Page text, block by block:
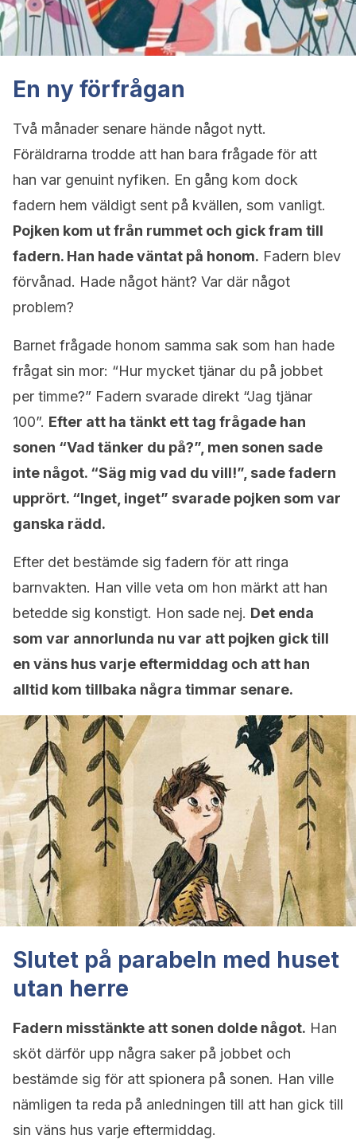
En ny förfrågan
Två månader senare hände något nytt.
Föräldrarna trodde att han bara frågade för att
han var genuint nyfiken. En gång kom dock
fadern hem väldigt sent på kvällen, som vanligt.
Pojken kom ut från rummet och gick fram till
fadern. Han hade väntat på honom. Fadern blev
förvånad. Hade något hänt? Var där något
problem?
Barnet frågade honom samma sak som han hade
frågat sin mor: “Hur mycket tjänar du på jobbet
per timme?” Fadern svarade direkt “Jag tjänar
100”. Efter att ha tänkt ett tag frågade han
sonen “Vad tänker du på?”, men sonen sade
inte något. “Säg mig vad du vill!”, sade fadern
upprört. “Inget, inget” svarade pojken som var
ganska rädd.
Efter det bestämde sig fadern för att ringa
barnvakten. Han ville veta om hon märkt att han
betedde sig konstigt. Hon sade nej. Det enda
som var annorlunda nu var att pojken gick till
en väns hus varje eftermiddag och att han
alltid kom tillbaka några timmar senare.
Slutet på parabeln med huset
utan herre
Fadern misstänkte att sonen dolde något. Han
sköt därför upp några saker på jobbet och
bestämde sig för att spionera på sonen. Han ville
nämligen ta reda på anledningen till att han gick till
sin väns hus varje eftermiddag.